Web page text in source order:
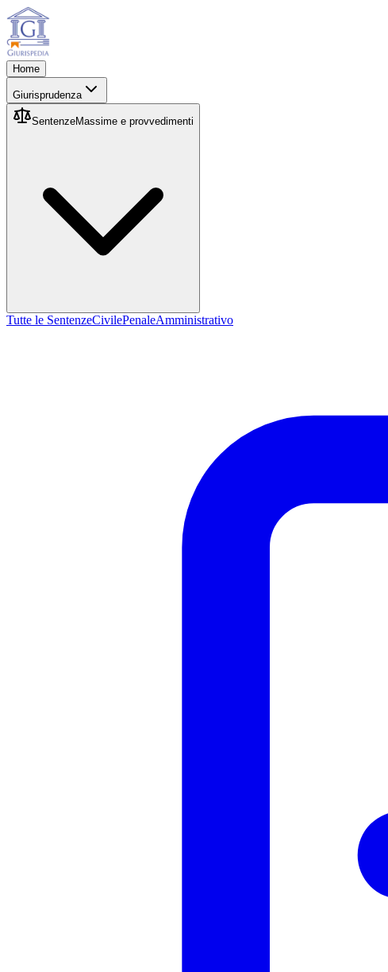
Home
Giurisprudenza
SentenzeMassime e provvedimenti
Tutte le SentenzeCivilePenaleAmministrativo